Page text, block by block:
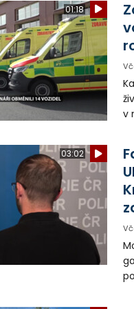
01:18
v
03:02